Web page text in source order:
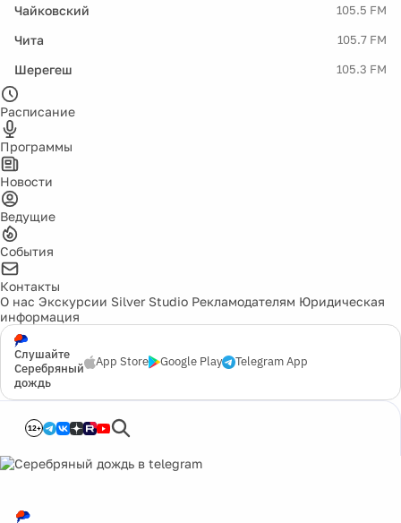
Чайковский 105.5 FM
Чита 105.7 FM
Шерегеш 105.3 FM
Расписание
Программы
Новости
Ведущие
События
Контакты
О нас Экскурсии Silver Studio Рекламодателям Юридическая
информация
Слушайте
Серебряный
дождь
App Store Google Play Telegram App
12+